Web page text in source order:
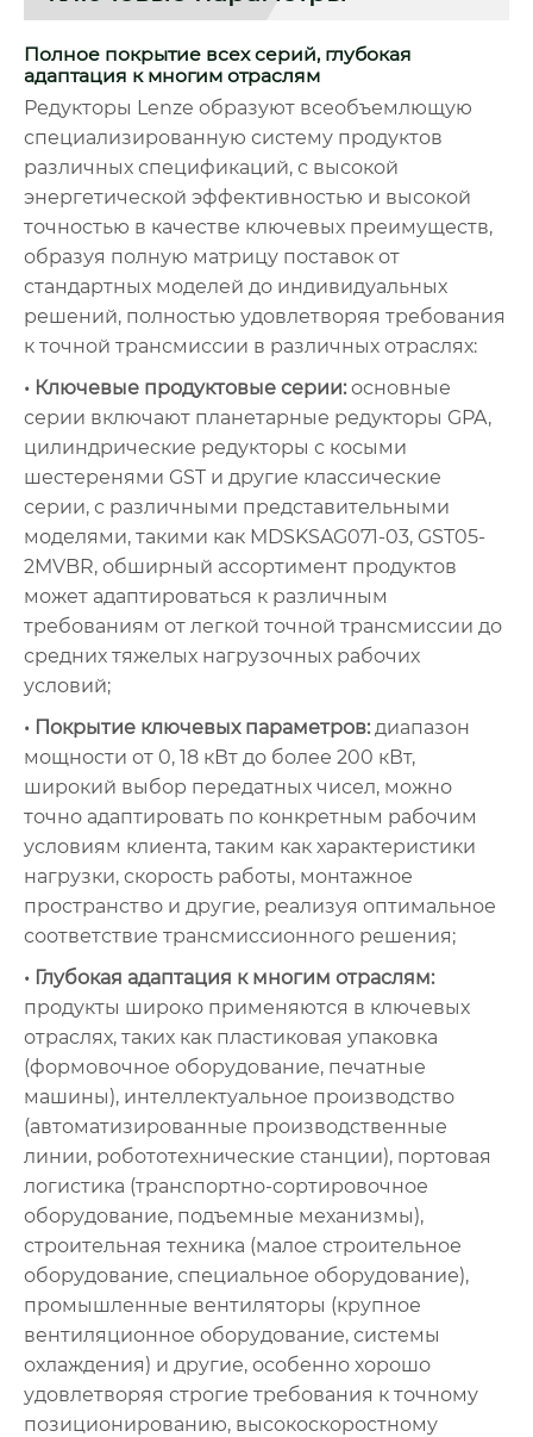
Полное покрытие всех серий, глубокая
адаптация к многим отраслям
Редукторы Lenze образуют всеобъемлющую
специализированную систему продуктов
различных спецификаций, с высокой
энергетической эффективностью и высокой
точностью в качестве ключевых преимуществ,
образуя полную матрицу поставок от
стандартных моделей до индивидуальных
решений, полностью удовлетворяя требования
к точной трансмиссии в различных отраслях:
• Ключевые продуктовые серии:основные
серии включают планетарные редукторы GPA,
цилиндрические редукторы с косыми
шестеренями GST и другие классические
серии, с различными представительными
моделями, такими как MDSKSAG071-03, GST05-
2MVBR, обширный ассортимент продуктов
может адаптироваться к различным
требованиям от легкой точной трансмиссии до
средних тяжелых нагрузочных рабочих
условий;
• Покрытие ключевых параметров:диапазон
мощности от 0, 18 кВт до более 200 кВт,
широкий выбор передатных чисел, можно
точно адаптировать по конкретным рабочим
условиям клиента, таким как характеристики
нагрузки, скорость работы, монтажное
пространство и другие, реализуя оптимальное
соответствие трансмиссионного решения;
• Глубокая адаптация к многим отраслям:
продукты широко применяются в ключевых
отраслях, таких как пластиковая упаковка
(формовочное оборудование, печатные
машины), интеллектуальное производство
(автоматизированные производственные
линии, робототехнические станции), портовая
логистика (транспортно-сортировочное
оборудование, подъемные механизмы),
строительная техника (малое строительное
оборудование, специальное оборудование),
промышленные вентиляторы (крупное
вентиляционное оборудование, системы
охлаждения) и другие, особенно хорошо
удовлетворяя строгие требования к точному
позиционированию, высокоскоростному